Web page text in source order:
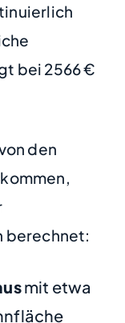
bei 2566 €
den
berechnet:
mit etwa